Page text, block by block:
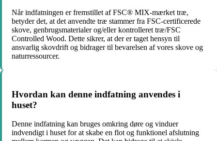
Når indfatningen er fremstillet af FSC® MIX-mærket træ,
betyder det, at det anvendte træ stammer fra FSC-certificerede
skove, genbrugsmaterialer og/eller kontrolleret træ/FSC
Controlled Wood. Dette sikrer, at der er taget hensyn til
ansvarlig skovdrift og bidrager til bevarelsen af vores skove og
naturressourcer.
Hvordan kan denne indfatning anvendes i
huset?
Denne indfatning kan bruges omkring døre og vinduer
indvendigt i huset for at skabe en flot og funktionel afslutning